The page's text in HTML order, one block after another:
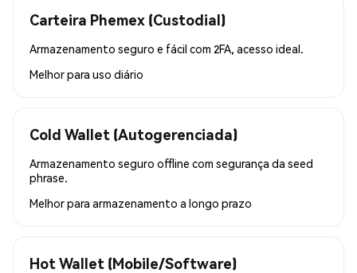
Carteira Phemex (Custodial)
Armazenamento seguro e fácil com 2FA, acesso ideal.
Melhor para uso diário
Cold Wallet (Autogerenciada)
Armazenamento seguro offline com segurança da seed
phrase.
Melhor para armazenamento a longo prazo
Hot Wallet (Mobile/Software)